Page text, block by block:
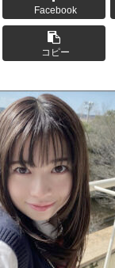
Facebook
コピー